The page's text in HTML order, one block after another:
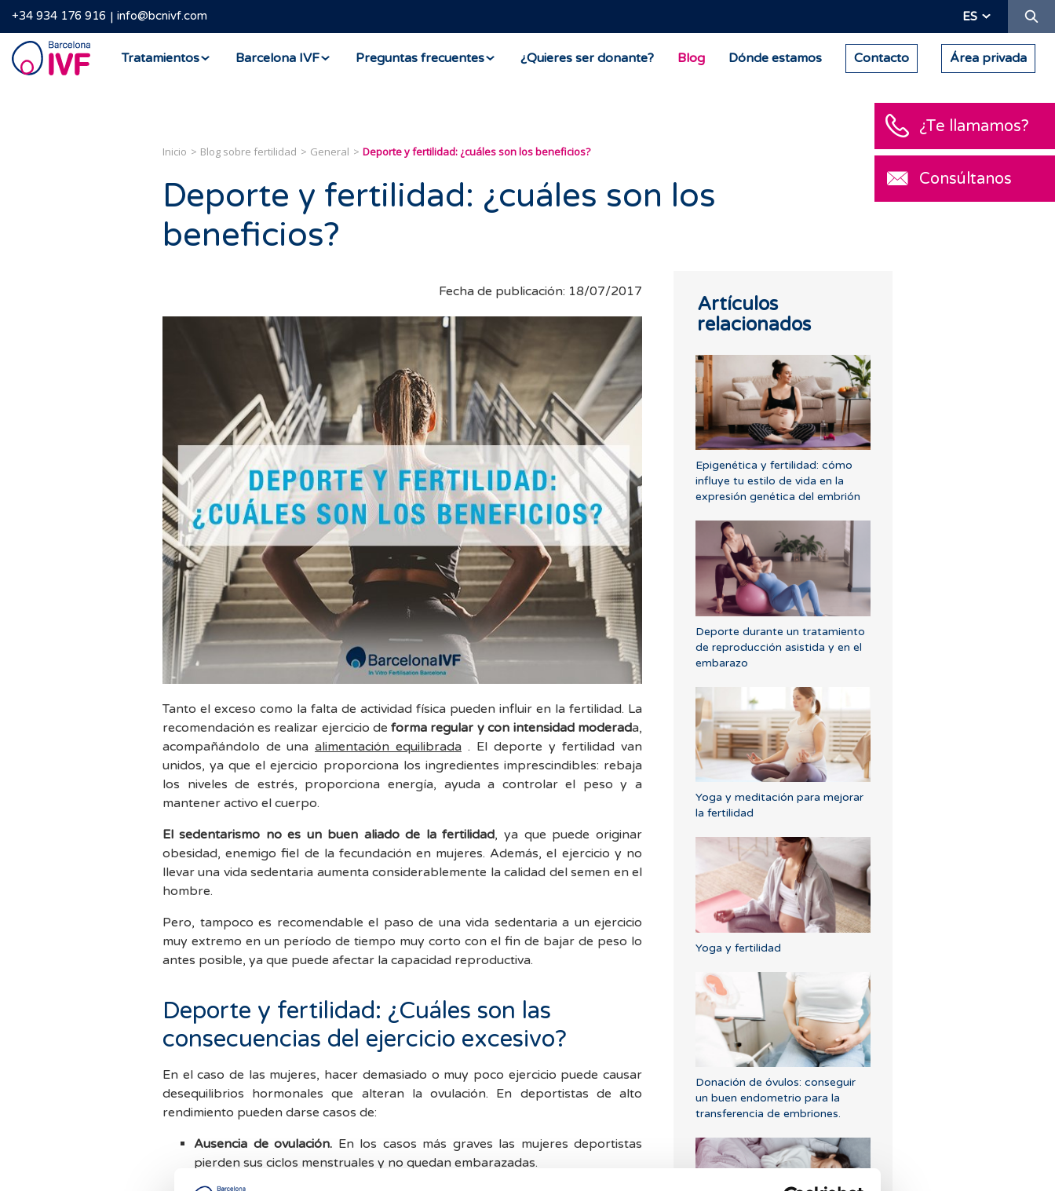
+34 934 176 916 info@bcnivf.com ES
Barcelona
IVF
Tratamientos Barcelona IVF Preguntas frecuentes ¿Quieres ser donante? Blog Dónde estamos Contacto Área privada
Inicio Blog sobre fertilidad General Deporte y fertilidad: ¿cuáles son los beneficios?
Deporte y fertilidad: ¿cuáles son los
beneficios?
Fecha de publicación: 18/07/2017
Tanto el exceso como la falta de actividad física pueden influir en la fertilidad. La
recomendación es realizar ejercicio de forma regular y con intensidad moderada,
acompañándolo de una alimentación equilibrada . El deporte y fertilidad van
unidos, ya que el ejercicio proporciona los ingredientes imprescindibles: rebaja
los niveles de estrés, proporciona energía, ayuda a controlar el peso y a
mantener activo el cuerpo.
El sedentarismo no es un buen aliado de la fertilidad, ya que puede originar
obesidad, enemigo fiel de la fecundación en mujeres. Además, el ejercicio y no
llevar una vida sedentaria aumenta considerablemente la calidad del semen en el
hombre.
Pero, tampoco es recomendable el paso de una vida sedentaria a un ejercicio
muy extremo en un período de tiempo muy corto con el fin de bajar de peso lo
antes posible, ya que puede afectar la capacidad reproductiva.
Deporte y fertilidad: ¿Cuáles son las
consecuencias del ejercicio excesivo?
En el caso de las mujeres, hacer demasiado o muy poco ejercicio puede causar
desequilibrios hormonales que alteran la ovulación. En deportistas de alto
rendimiento pueden darse casos de:
Ausencia de ovulación. En los casos más graves las mujeres deportistas
pierden sus ciclos menstruales y no quedan embarazadas.
Artículos
relacionados
Epigenética y fertilidad: cómo
influye tu estilo de vida en la
expresión genética del embrión
Deporte durante un tratamiento
de reproducción asistida y en el
embarazo
Yoga y meditación para mejorar
la fertilidad
Yoga y fertilidad
Donación de óvulos: conseguir
un buen endometrio para la
transferencia de embriones.
¿Te llamamos?
Consúltanos